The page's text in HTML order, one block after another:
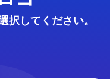
択してください。